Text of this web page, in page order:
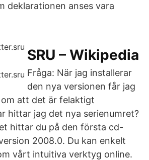
deklarationen anses vara
SRU – Wikipedia
Fråga: När jag installerar
den nya versionen får jag
att det är felaktigt
hittar jag det nya serienumret?
hittar du på den första cd-
2008.0. Du kan enkelt
vårt intuitiva verktyg online.